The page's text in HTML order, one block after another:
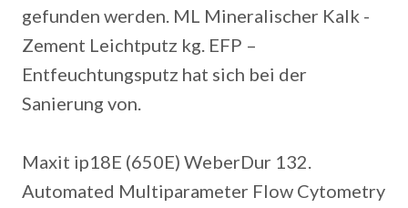
gefunden werden. ML Mineralischer Kalk -
Zement Leichtputz kg. EFP –
Entfeuchtungsputz hat sich bei der
Sanierung von.
Maxit ip18E (650E) WeberDur 132.
Automated Multiparameter Flow Cytometry